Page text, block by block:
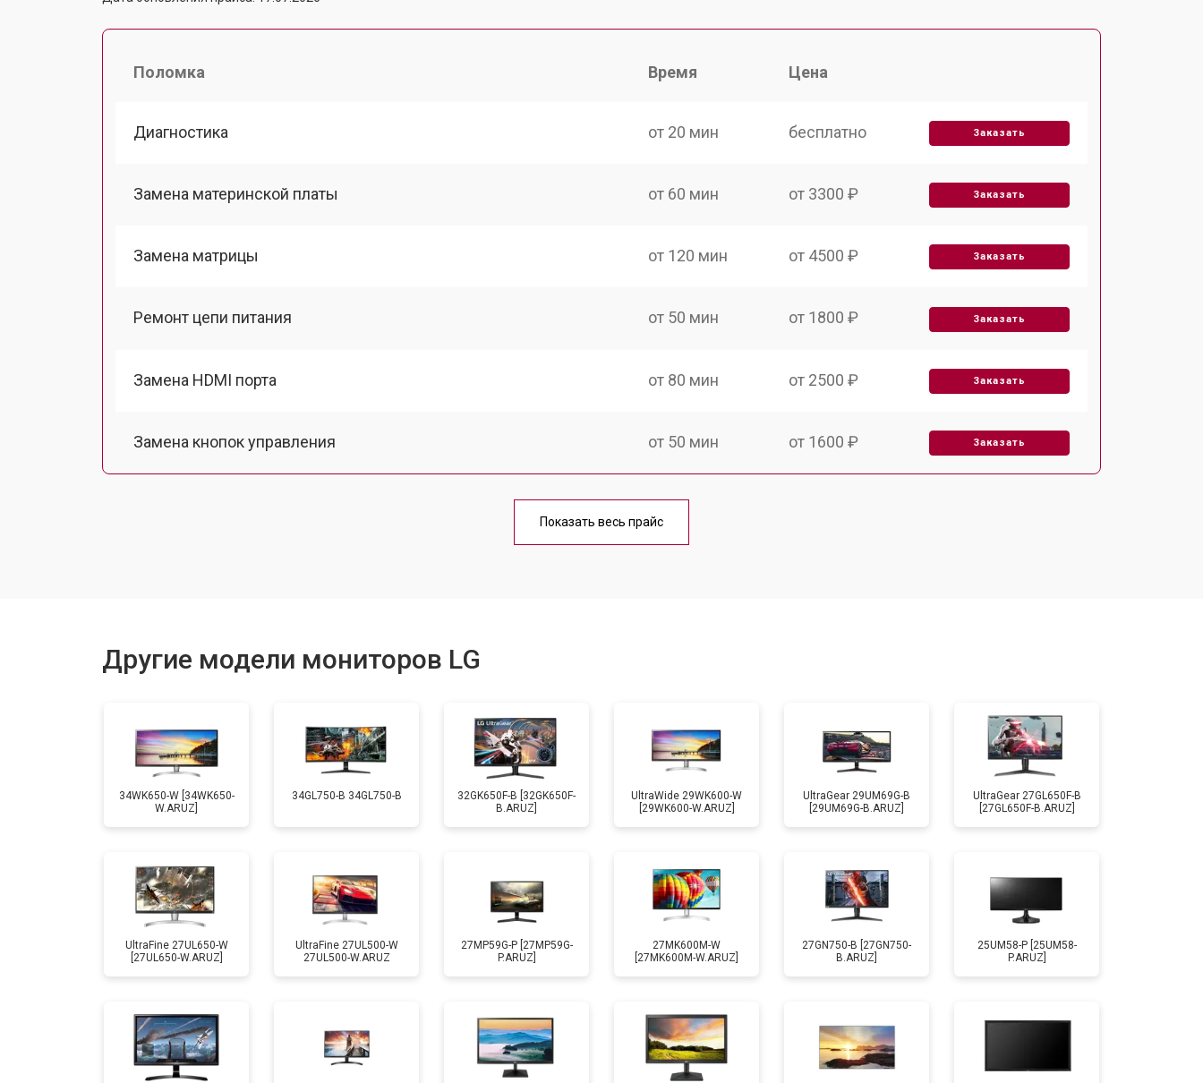
Поломка Время Цена
Диагностика от 20 мин бесплатно Заказать
Замена материнской платы от 60 мин от 3300 ₽ Заказать
Замена матрицы от 120 мин от 4500 ₽ Заказать
Ремонт цепи питания от 50 мин от 1800 ₽ Заказать
Замена HDMI порта от 80 мин от 2500 ₽ Заказать
Замена кнопок управления от 50 мин от 1600 ₽ Заказать
от 80 мин
Показать весь прайс
Другие модели мониторов LG
34WK650-W [34WK650-
W.ARUZ]
34GL750-B 34GL750-B
32GK650F-B [32GK650F-
B.ARUZ]
UltraWide 29WK600-W
[29WK600-W.ARUZ]
UltraGear 29UM69G-B
[29UM69G-B.ARUZ]
UltraGear 27GL650F-B
[27GL650F-B.ARUZ]
UltraFine 27UL650-W
[27UL650-W.ARUZ]
UltraFine 27UL500-W
27UL500-W.ARUZ
27MP59G-P [27MP59G-
P.ARUZ]
27MK600M-W
[27MK600M-W.ARUZ]
27GN750-B [27GN750-
B.ARUZ]
25UM58-P [25UM58-
P.ARUZ]